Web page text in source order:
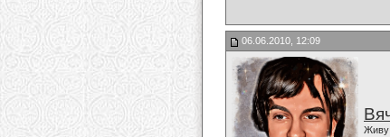
06.06.2010, 12:09
Живу